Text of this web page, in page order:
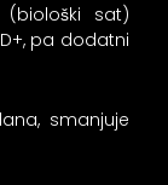
(biološki sat)
pa dodatni
smanjuje